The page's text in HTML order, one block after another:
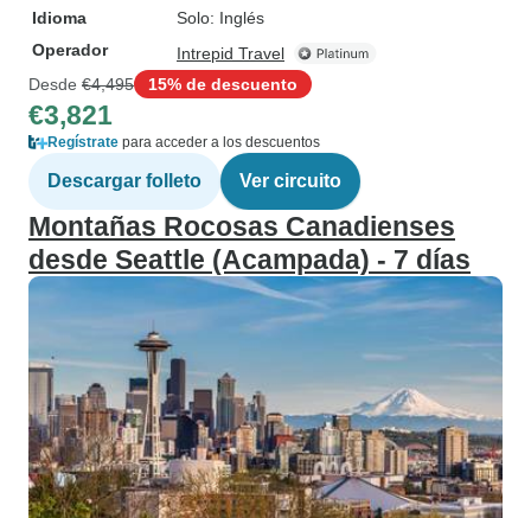
Idioma
Solo: Inglés
Operador
Intrepid Travel
Desde €4,495 15% de descuento
€3,821
Regístrate para acceder a los descuentos
Descargar folleto Ver circuito
Montañas Rocosas Canadienses
desde Seattle (Acampada) - 7 días